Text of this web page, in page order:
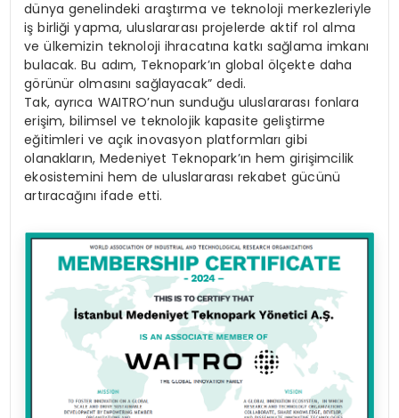
dünya genelindeki araştırma ve teknoloji merkezleriyle
iş birliği yapma, uluslararası projelerde aktif rol alma
ve ülkemizin teknoloji ihracatına katkı sağlama imkanı
bulacak. Bu adım, Teknopark’ın global ölçekte daha
görünür olmasını sağlayacak” dedi.
Tak, ayrıca WAITRO’nun sunduğu uluslararası fonlara
erişim, bilimsel ve teknolojik kapasite geliştirme
eğitimleri ve açık inovasyon platformları gibi
olanakların, Medeniyet Teknopark’ın hem girişimcilik
ekosistemini hem de uluslararası rekabet gücünü
artıracağını ifade etti.